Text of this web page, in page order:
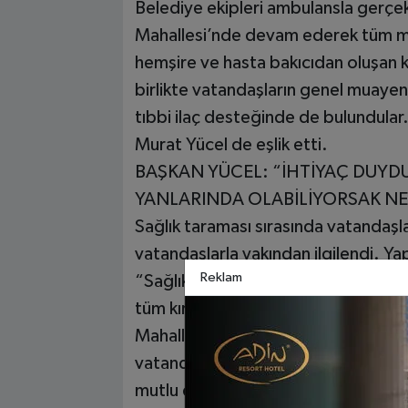
Belediye ekipleri ambulansla
Mahallesi’nde devam ederek tüm
hemşire ve hasta bakıcıdan oluşan
birlikte vatandaşların genel
tıbbi ilaç desteğinde de
Murat Yücel de eşlik etti.
BAŞKAN YÜCEL: “İHTİYAÇ
YANLARINDA OLABİLİYORSAK
Sağlık taraması sırasında
vatandaşlarla yakından ilgilendi.
“Sağlık ekibimizle birlikte 2016
tüm kırsal mahallelerde belirli
Mahalle muhtarlarımızın yardımı
vatandaşlarımızın tek tek
mutlu edebiliyorsak, ihtiyaç
Reklam